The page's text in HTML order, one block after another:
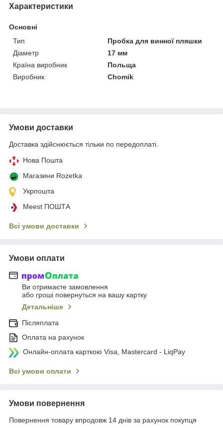
Характеристики
Основні
Тип
Пробка для винної пляшки
Діаметр
17 мм
Країна виробник
Польща
Виробник
Chomik
Умови доставки
Доставка здійснюється тільки по передоплаті.
Нова Пошта
Магазини Rozetka
Укрпошта
Meest ПОШТА
Всі умови доставки
Умови оплати
Ви отримаєте замовлення
або гроші повернуться на вашу картку
Детальніше
Післяплата
Оплата на рахунок
Онлайн-оплата карткою Visa, Mastercard - LiqPay
Всі умови оплати
Умови повернення
Повернення товару впродовж 14 днів за рахунок покупця